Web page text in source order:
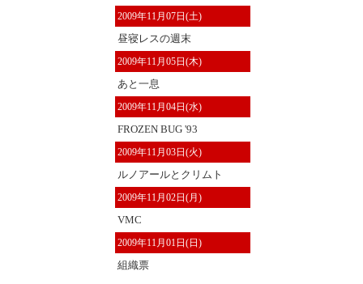
2009年11月07日(土)
昼寝レスの週末
2009年11月05日(木)
あと一息
2009年11月04日(水)
FROZEN BUG '93
2009年11月03日(火)
ルノアールとクリムト
2009年11月02日(月)
VMC
2009年11月01日(日)
組織票